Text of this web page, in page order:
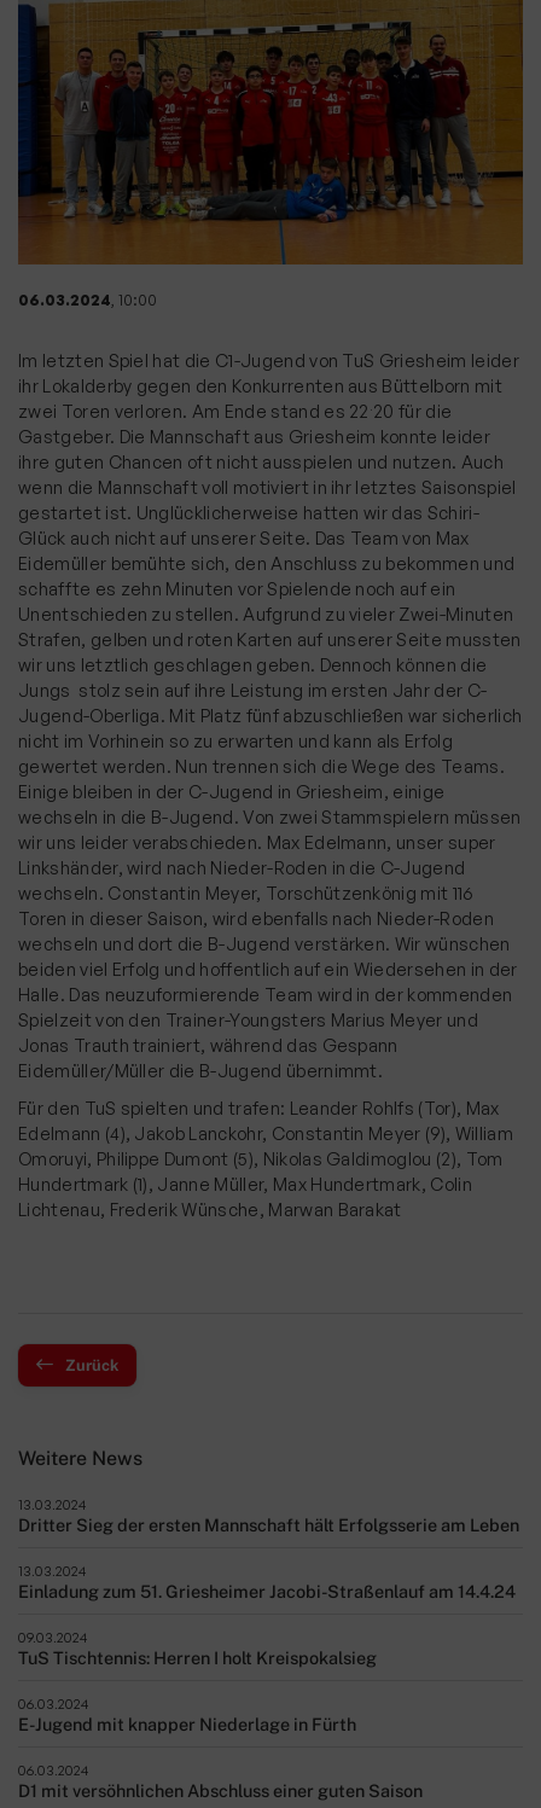
06.03.2024 , 10:00
Im letzten Spiel hat die C1-Jugend von TuS Griesheim leider
ihr Lokalderby gegen den Konkurrenten aus Büttelborn mit
zwei Toren verloren. Am Ende stand es 22 .20 für die
Gastgeber. Die Mannschaft aus Griesheim konnte leider
ihre guten Chancen oft nicht ausspielen und nutzen. Auch
wenn die Mannschaft voll motiviert in ihr letztes Saisonspiel
gestartet ist. Unglücklicherweise hatten wir das Schiri-
Glück auch nicht auf unserer Seite. Das Team von Max
Eidemüller bemühte sich, den Anschluss zu bekommen und
schaffte es zehn Minuten vor Spielende noch auf ein
Unentschieden zu stellen. Aufgrund zu vieler Zwei-Minuten
Strafen, gelben und roten Karten auf unserer Seite mussten
wir uns letztlich geschlagen geben. Dennoch können die
Jungs stolz sein auf ihre Leistung im ersten Jahr der C-
Jugend-Oberliga. Mit Platz fünf abzuschließen war sicherlich
nicht im Vorhinein so zu erwarten und kann als Erfolg
gewertet werden. Nun trennen sich die Wege des Teams.
Einige bleiben in der C-Jugend in Griesheim, einige
wechseln in die B-Jugend. Von zwei Stammspielern müssen
wir uns leider verabschieden. Max Edelmann, unser super
Linkshänder, wird nach Nieder-Roden in die C-Jugend
wechseln. Constantin Meyer, Torschützenkönig mit 116
Toren in dieser Saison, wird ebenfalls nach Nieder-Roden
wechseln und dort die B-Jugend verstärken. Wir wünschen
beiden viel Erfolg und hoffentlich auf ein Wiedersehen in der
Halle. Das neuzuformierende Team wird in der kommenden
Spielzeit von den Trainer-Youngsters Marius Meyer und
Jonas Trauth trainiert, während das Gespann
Eidemüller/Müller die B-Jugend übernimmt.
Für den TuS spielten und trafen: Leander Rohlfs (Tor), Max
Edelmann (4), Jakob Lanckohr, Constantin Meyer (9), William
Omoruyi, Philippe Dumont (5), Nikolas Galdimoglou (2), Tom
Hundertmark (1), Janne Müller, Max Hundertmark, Colin
Lichtenau, Frederik Wünsche, Marwan Barakat
Zurück
Weitere News
13.03.2024
Dritter Sieg der ersten Mannschaft hält Erfolgsserie am Leben
13.03.2024
Einladung zum 51. Griesheimer Jacobi-Straßenlauf am 14.4.24
09.03.2024
TuS Tischtennis: Herren I holt Kreispokalsieg
06.03.2024
E-Jugend mit knapper Niederlage in Fürth
06.03.2024
D1 mit versöhnlichen Abschluss einer guten Saison